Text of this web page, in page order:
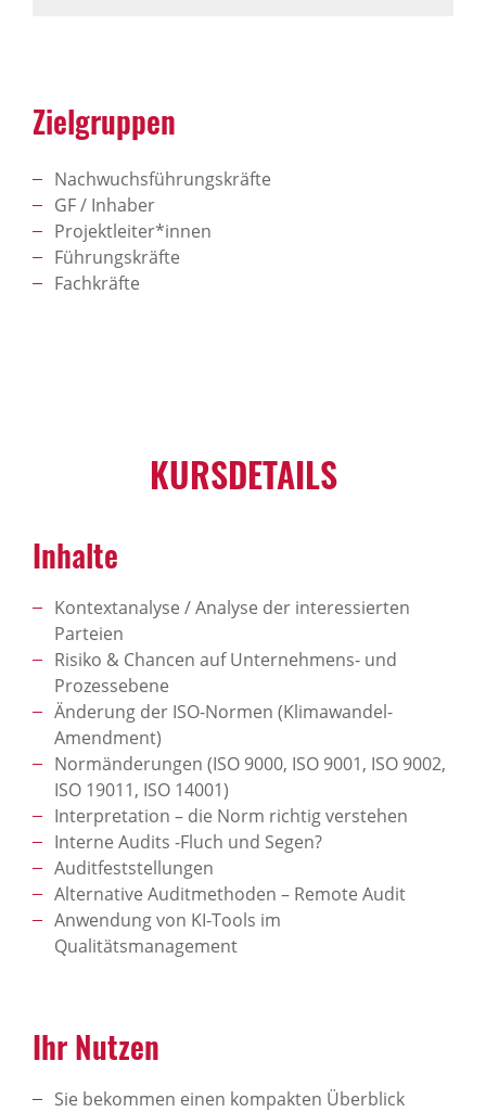
Zielgruppen
Nachwuchsführungskräfte
GF / Inhaber
Projektleiter*innen
Führungskräfte
Fachkräfte
KURSDETAILS
Inhalte
Kontextanalyse / Analyse der interessierten
Parteien
Risiko & Chancen auf Unternehmens- und
Prozessebene
Änderung der ISO-Normen (Klimawandel-
Amendment)
Normänderungen (ISO 9000, ISO 9001, ISO 9002,
ISO 19011, ISO 14001)
Interpretation – die Norm richtig verstehen
Interne Audits -Fluch und Segen?
Auditfeststellungen
Alternative Auditmethoden – Remote Audit
Anwendung von KI-Tools im
Qualitätsmanagement
Ihr Nutzen
Sie bekommen einen kompakten Überblick